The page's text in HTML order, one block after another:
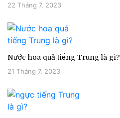
22 Tháng 7, 2023
Nước hoa quả tiếng Trung là gì?
21 Tháng 7, 2023